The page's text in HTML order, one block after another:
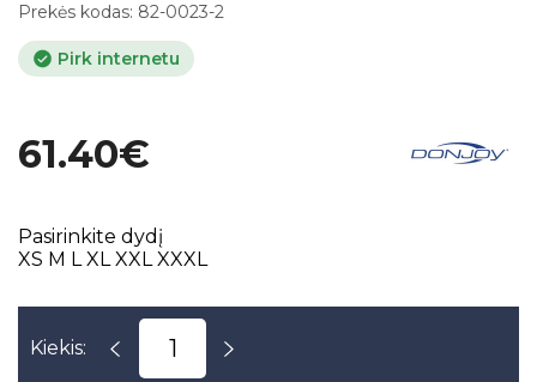
Prekės kodas: 82-0023-2
Pirk internetu
61.40€
Pasirinkite dydį
XS M L XL XXL XXXL
Kiekis: